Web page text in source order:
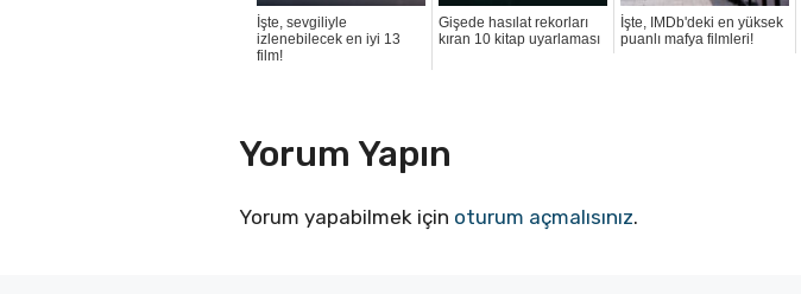
İşte, sevgiliyle
izlenebilecek en iyi 13
film!
Gişede hasılat rekorları
kıran 10 kitap uyarlaması
İşte, IMDb'deki en yüksek
puanlı mafya filmleri!
Yorum Yapın
Yorum yapabilmek için oturum açmalısınız.